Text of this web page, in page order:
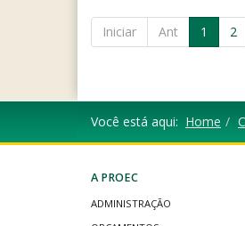
Iniciar Ant 1 2
Você está aqui: Home
A PROEC
ADMINISTRAÇÃO